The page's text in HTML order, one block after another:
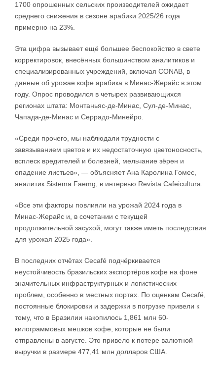
1700 опрошенных сельских производителей ожидает
среднего снижения в сезоне арабики 2025/26 года
примерно на 23%.
Эта цифра вызывает ещё большее беспокойство в свете
корректировок, внесённых большинством аналитиков и
специализированных учреждений, включая CONAB, в
данные об урожае кофе арабика в Минас-Жерайс в этом
году. Опрос проводился в четырех развивающихся
регионах штата: Монтаньяс-де-Минас, Сул-де-Минас,
Чапада-де-Минас и Серрадо-Минейро.
«Среди прочего, мы наблюдали трудности с
завязыванием цветов и их недостаточную цветоносность,
всплеск вредителей и болезней, мельчание зёрен и
опадение листьев», — объясняет Ана Каролина Гомес,
аналитик Sistema Faemg, в интервью Revista Cafeicultura.
«Все эти факторы повлияли на урожай 2024 года в
Минас-Жерайс и, в сочетании с текущей
продолжительной засухой, могут также иметь последствия
для урожая 2025 года».
В последних отчётах Cecafé подчёркивается
неустойчивость бразильских экспортёров кофе на фоне
значительных инфраструктурных и логистических
проблем, особенно в местных портах. По оценкам Cecafé,
постоянные блокировки и задержки в погрузке привели к
тому, что в Бразилии накопилось 1,861 млн 60-
килограммовых мешков кофе, которые не были
отправлены в августе. Это привело к потере валютной
выручки в размере 477,41 млн долларов США.